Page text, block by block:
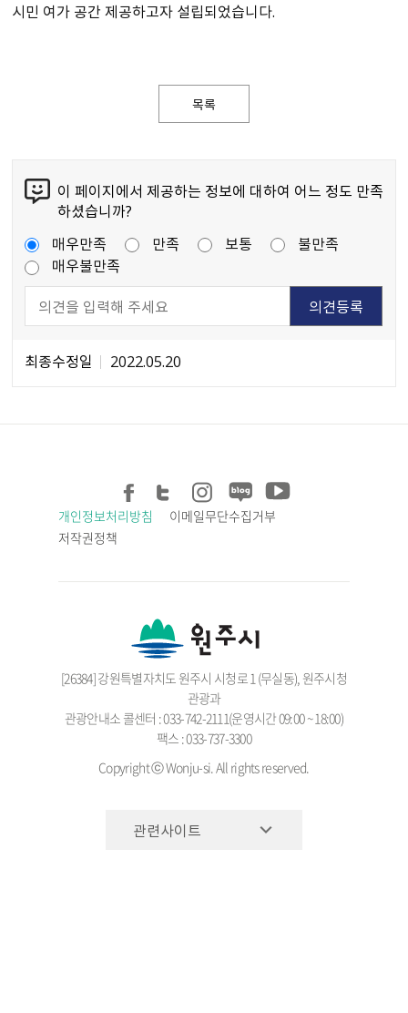
시민 여가 공간 제공하고자 설립되었습니다.
목록
이 페이지에서 제공하는 정보에 대하여 어느 정도 만족
하셨습니까?
매우만족
만족 보통
불만족
매우불만족
최종수정일 2022.05.20
개인정보처리방침
이메일무단수집거부
저작권정책
[26384] 강원특별자치도 원주시 시청로 1 (무실동), 원주시청
관광과
관광안내소 콜센터 : 033-742-2111(운영시간 09:00 ~ 18:00)
팩스 : 033-737-3300
Copyright ⓒ Wonju-si. All rights reserved.
관련사이트